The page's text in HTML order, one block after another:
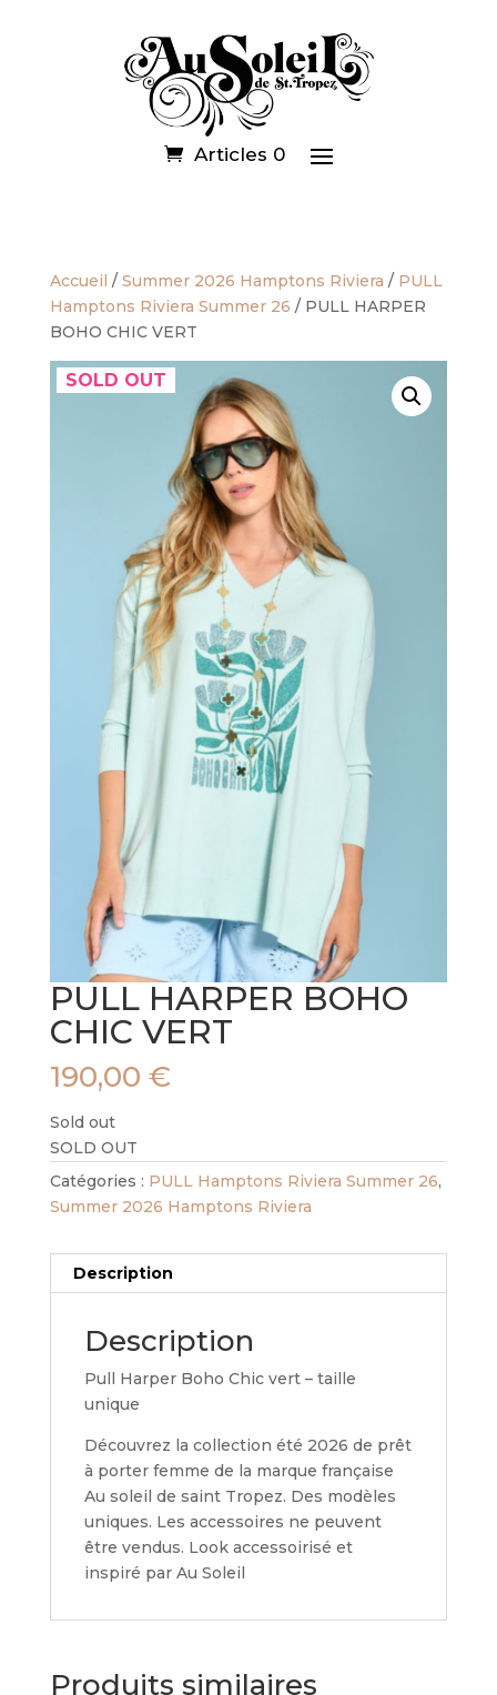
Articles 0
Accueil / Summer 2026 Hamptons Riviera / PULL
Hamptons Riviera Summer 26 / PULL HARPER
BOHO CHIC VERT
SOLD OUT
PULL HARPER BOHO
CHIC VERT
190,00 €
Sold out
SOLD OUT
Catégories : PULL Hamptons Riviera Summer 26,
Summer 2026 Hamptons Riviera
Description
Description
Pull Harper Boho Chic vert – taille
unique
Découvrez la collection été 2026 de prêt
à porter femme de la marque française
Au soleil de saint Tropez. Des modèles
uniques. Les accessoires ne peuvent
être vendus. Look accessoirisé et
inspiré par Au Soleil
Produits similaires